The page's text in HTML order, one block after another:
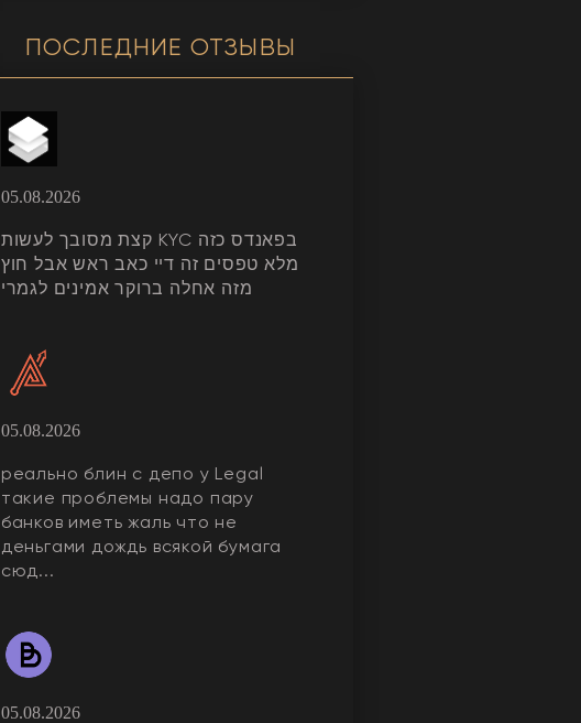
ПОСЛЕДНИЕ ОТЗЫВЫ
05.08.2026
קצת מסובך לעשות KYC בפאנדס כזה
מלא טפסים זה דיי כאב ראש אבל חוץ
מזה אחלה ברוקר אמינים לגמרי
05.08.2026
реально блин с депо у Legal
такие проблемы надо пару
банков иметь жаль что не
деньгами дождь всякой бумага
сюд...
05.08.2026